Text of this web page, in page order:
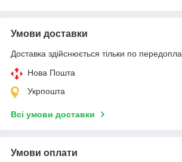
Умови доставки
Доставка здійснюється тільки по
Нова Пошта
Укрпошта
Всі умови доставки
Умови оплати